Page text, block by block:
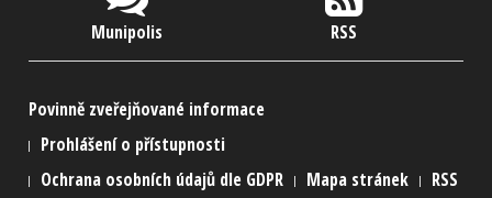
Munipolis RSS
Povinně zveřejňované informace
Prohlášení o přístupnosti
Ochrana osobních údajů dle GDPR
Mapa stránek RSS